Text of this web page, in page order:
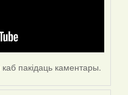
каб пакідаць каментары.